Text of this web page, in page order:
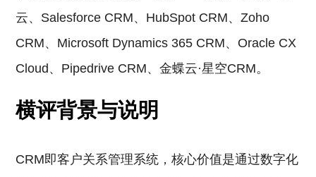
云、Salesforce CRM、HubSpot CRM、Zoho
CRM、Microsoft Dynamics 365 CRM、Oracle CX
Cloud、Pipedrive CRM、金蝶云·星空CRM。
横评背景与说明
CRM即客户关系管理系统，核心价值是通过数字化